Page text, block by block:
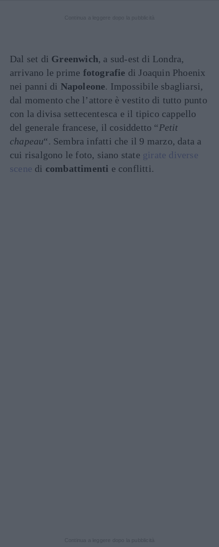
Dal set di Greenwich, a sud-est di Londra,
arrivano le prime fotografie di Joaquin Phoenix
nei panni di Napoleone. Impossibile sbagliarsi,
dal momento che l’attore è vestito di tutto punto
con la divisa settecentesca e il tipico cappello
del generale francese, il cosiddetto “Petit
chapeau“. Sembra infatti che il 9 marzo, data a
cui risalgono le foto, siano state girate diverse
scene di combattimenti e conflitti.